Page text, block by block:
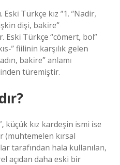
Türkçe kız “1. “Nadir,
dişi, bakire”
Eski Türkçe “cömert, bol”
” fiilinin karşılık gelen
bakire” anlamı
türemiştir.
küçük kız kardeşin ismi ise
(muhtemelen kırsal
tarafından hala kullanılan,
açıdan daha eski bir